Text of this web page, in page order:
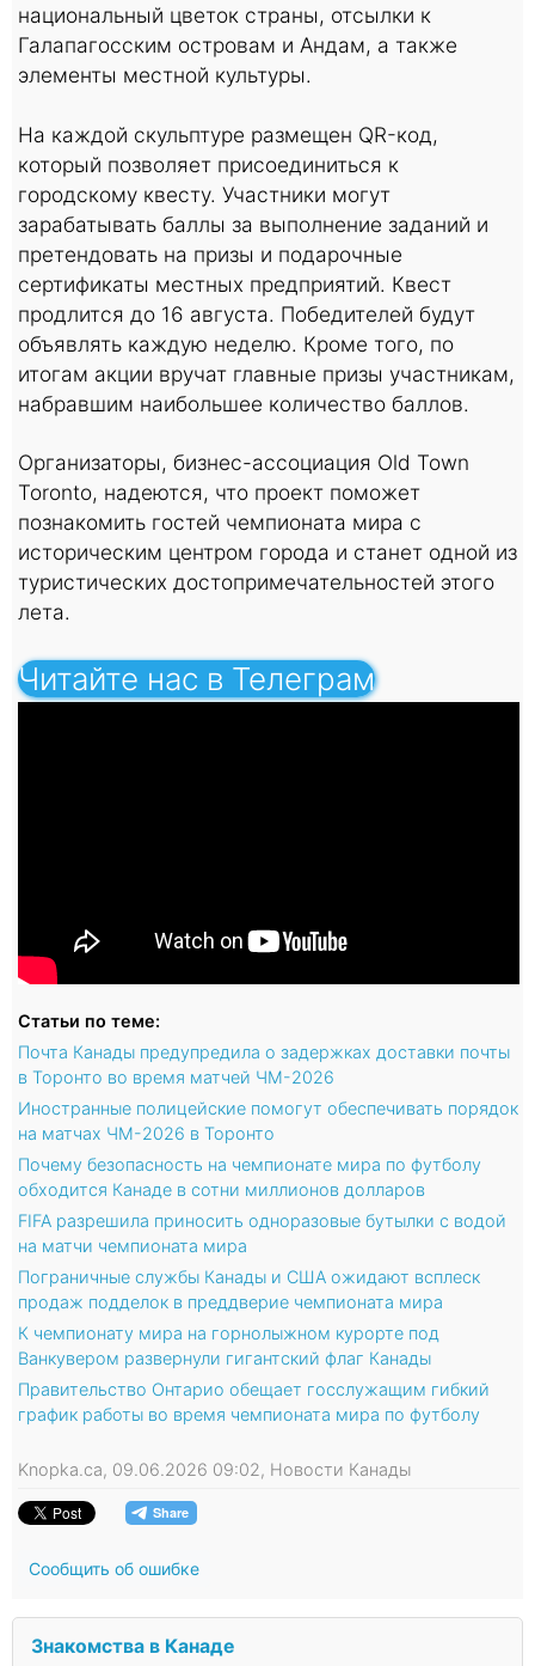
национальный цветок страны, отсылки к
Галапагосским островам и Андам, а также
элементы местной культуры.
На каждой скульптуре размещен QR-код,
который позволяет присоединиться к
городскому квесту. Участники могут
зарабатывать баллы за выполнение заданий и
претендовать на призы и подарочные
сертификаты местных предприятий. Квест
продлится до 16 августа. Победителей будут
объявлять каждую неделю. Кроме того, по
итогам акции вручат главные призы участникам,
набравшим наибольшее количество баллов.
Организаторы, бизнес-ассоциация Old Town
Toronto, надеются, что проект поможет
познакомить гостей чемпионата мира с
историческим центром города и станет одной из
туристических достопримечательностей этого
лета.
Читайте нас в Телеграм
Статьи по теме:
Почта Канады предупредила о задержках доставки почты
в Торонто во время матчей ЧМ-2026
Иностранные полицейские помогут обеспечивать порядок
на матчах ЧМ-2026 в Торонто
Почему безопасность на чемпионате мира по футболу
обходится Канаде в сотни миллионов долларов
FIFA разрешила приносить одноразовые бутылки с водой
на матчи чемпионата мира
Пограничные службы Канады и США ожидают всплеск
продаж подделок в преддверие чемпионата мира
К чемпионату мира на горнолыжном курорте под
Ванкувером развернули гигантский флаг Канады
Правительство Онтарио обещает госслужащим гибкий
график работы во время чемпионата мира по футболу
Knopka.ca, 09.06.2026 09:02, Новости Канады
Сообщить об ошибке
Знакомства в Канаде